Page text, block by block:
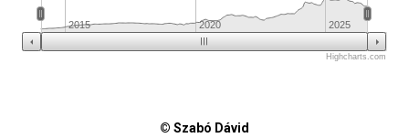
2015 2020 2025
Highcharts.com
© Szabó Dávid